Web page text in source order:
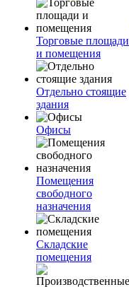
Торговые площади
и помещения
Отдельно стоящие
здания
Офисы
Помещения
свободного
назначения
Складские
помещения